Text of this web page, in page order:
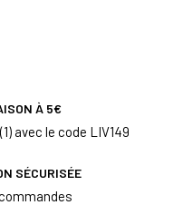
À 5€
avec le code LIV149
SÉCURISÉE